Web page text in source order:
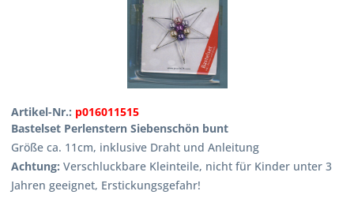
Artikel-Nr.: p016011515
Bastelset Perlenstern Siebenschön bunt
Größe ca. 11cm, inklusive Draht und Anleitung
Achtung: Verschluckbare Kleinteile, nicht für Kinder unter 3
Jahren geeignet, Erstickungsgefahr!